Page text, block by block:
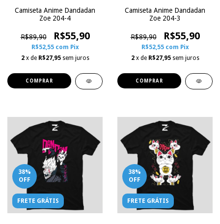
Camiseta Anime Dandadan
Zoe 204-4
R$89,90 R$55,90
R$52,55 com Pix
2 x de R$27,95 sem juros
COMPRAR
Camiseta Anime Dandadan
Zoe 204-3
R$89,90 R$55,90
R$52,55 com Pix
2 x de R$27,95 sem juros
COMPRAR
38%
OFF
FRETE GRÁTIS
38%
OFF
FRETE GRÁTIS